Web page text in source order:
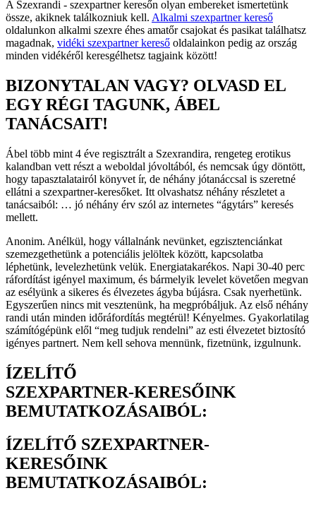
A Szexrandi - szexpartner keresőn olyan embereket ismertetünk
össze, akiknek találkozniuk kell. Alkalmi szexpartner kereső
oldalunkon alkalmi szexre éhes amatőr csajokat és pasikat találhatsz
magadnak, vidéki szexpartner kereső oldalainkon pedig az ország
minden vidékéről keresgélhetsz tagjaink között!
BIZONYTALAN VAGY? OLVASD EL
EGY RÉGI TAGUNK, ÁBEL
TANÁCSAIT!
Ábel több mint 4 éve regisztrált a Szexrandira, rengeteg erotikus
kalandban vett részt a weboldal jóvoltából, és nemcsak úgy döntött,
hogy tapasztalatairól könyvet ír, de néhány jótanáccsal is szeretné
ellátni a szexpartner-keresőket. Itt olvashatsz néhány részletet a
tanácsaiból: … jó néhány érv szól az internetes “ágytárs” keresés
mellett.
Anonim. Anélkül, hogy vállalnánk nevünket, egzisztenciánkat
szemezgethetünk a potenciális jelöltek között, kapcsolatba
léphetünk, levelezhetünk velük. Energiatakarékos. Napi 30-40 perc
ráfordítást igényel maximum, és bármelyik levelet követően megvan
az esélyünk a sikeres és élvezetes ágyba bújásra. Csak nyerhetünk.
Egyszerűen nincs mit vesztenünk, ha megpróbáljuk. Az első néhány
randi után minden időráfordítás megtérül! Kényelmes. Gyakorlatilag
számítógépünk elől “meg tudjuk rendelni” az esti élvezetet biztosító
igényes partnert. Nem kell sehova mennünk, fizetnünk, izgulnunk.
ÍZELÍTŐ
SZEXPARTNER-KERESŐINK
BEMUTATKOZÁSAIBÓL:
ÍZELÍTŐ SZEXPARTNER-
KERESŐINK
BEMUTATKOZÁSAIBÓL: